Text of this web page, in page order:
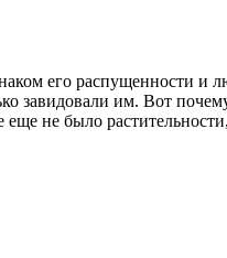
его распущенности
им. Вот
не было